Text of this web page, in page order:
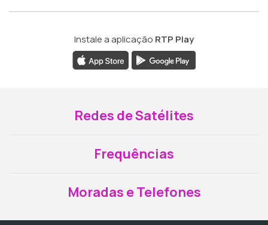
Instale a aplicação RTP Play
Redes de Satélites
Frequências
Moradas e Telefones